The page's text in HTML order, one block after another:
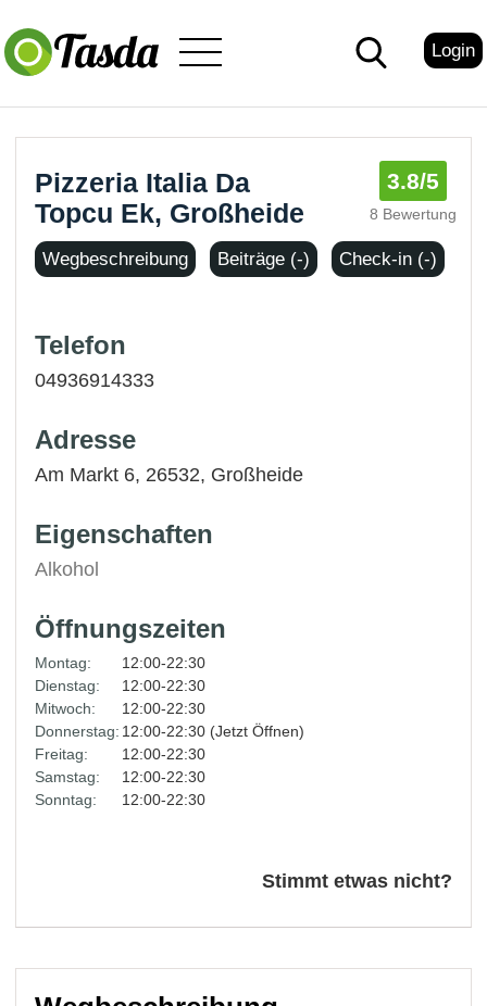
Login
Pizzeria Italia Da
Topcu Ek, Großheide
3.8/5
8 Bewertung
Wegbeschreibung Beiträge (-) Check-in (-)
Telefon
04936914333
Adresse
Am Markt 6, 26532, Großheide
Eigenschaften
Alkohol
Öffnungszeiten
Montag:
12:00-22:30
Dienstag:
12:00-22:30
Mitwoch:
12:00-22:30
Donnerstag: 12:00-22:30 (Jetzt Öffnen)
Freitag:
12:00-22:30
Samstag:
12:00-22:30
Sonntag:
12:00-22:30
Stimmt etwas nicht?